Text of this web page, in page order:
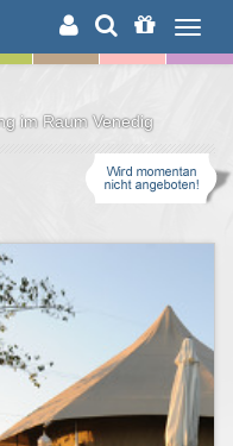
ERLEBNISSUCHE
im Raum Venedig